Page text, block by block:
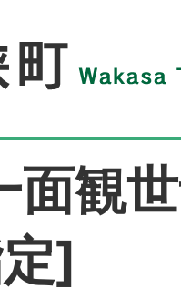
面観
]